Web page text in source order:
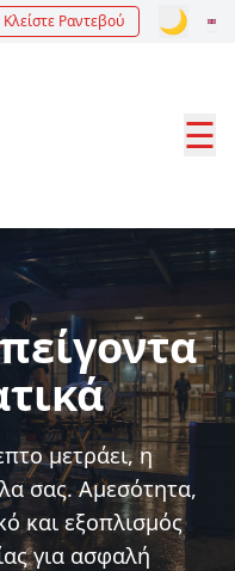
Κλείστε Ραντεβού 🌙
☰
μετράει, η
σας. Αμεσότητα,
και εξοπλισμός
για ασφαλή